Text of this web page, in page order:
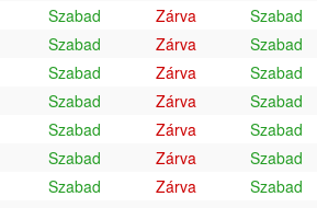
Szabad Zárva
Szabad
Szabad Zárva
Szabad
Szabad Zárva
Szabad
Szabad Zárva
Szabad
Szabad Zárva
Szabad
Szabad Zárva
Szabad
Szabad Zárva
Szabad